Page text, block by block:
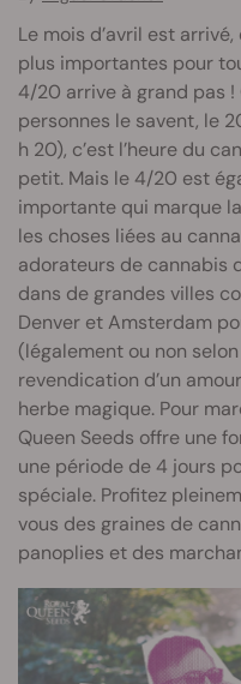
Le mois d’avril est
plus importantes pour
4/20 arrive à grand pas
personnes le savent, le
h 20), c’est l’heure du
petit. Mais le 4/20 est
importante qui marque
les choses liées au
adorateurs de cannabis
dans de grandes villes
Denver et Amsterdam
(légalement ou non
revendication d’un
herbe magique. Pour
Queen Seeds offre une
une période de 4 jours
spéciale. Profitez
vous des graines de
panoplies et des